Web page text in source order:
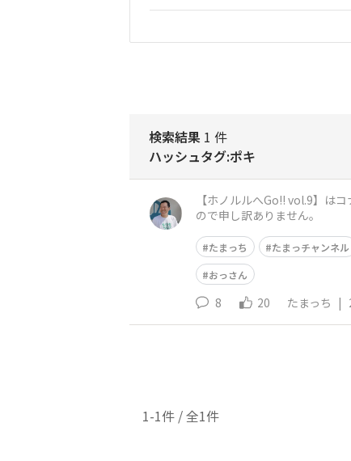
検索結果 1 件
ハッシュタグ:ポキ
【ホノルルへGo!! vol.9】はコナズ珈琲 成城店へ
ので申し訳ありません。
たまっち たまっチャンネル
おっさん
8 20 たまっち |
1-1件 / 全1件